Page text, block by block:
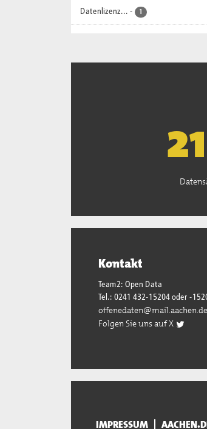
Datenlizenz... - 1
Kontakt
Team2: Open Data
Tel.: 0241 432-15204 oder -
offenedaten@mail.aachen.de
Folgen Sie uns auf X
IMPRESSUM